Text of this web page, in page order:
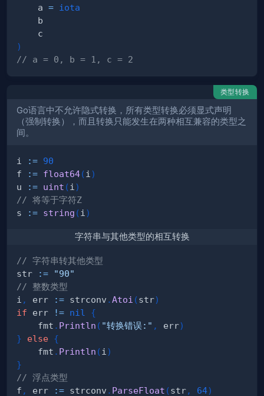
    a
=
iota
)
// a = 0, b = 1, c = 2
类型转换
Go语言中不允许隐式转换，所有类型转换必须显式声明
（强制转换），而且转换只能发生在两种相互兼容的类型之
间。
i := 90
f
:= float64( i )
u
:= uint ( i )
// 将等于字符Z
s
:= string ( i )
字符串与其他类型的相互转换
// 字符串转其他类型
str
:=
"90"
// 整数类型
i , err := strconv .Atoi (str)
if err != nil
{
    fmt
. Println ( "转换错误:" , err)
}
else {
    fmt
. Println ( i )
}
// 浮点类型
f , err := strconv . ParseFloat (str, 64)